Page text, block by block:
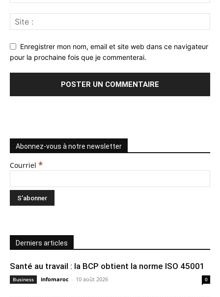
Enregistrer mon nom, email et site web dans ce navigateur
pour la prochaine fois que je commenterai.
Abonnez-vous à notre newsletter
Courriel *
Derniers articles
Santé au travail : la BCP obtient la norme ISO 45001
Business infomaroc - 10 août 2026 0